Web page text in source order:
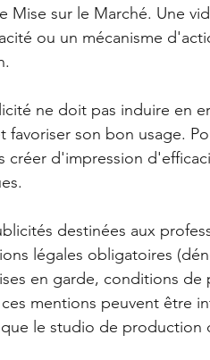
Mise sur le Marché. Une
ou un mécanisme
ne doit pas induire en
son bon usage.
créer d'impression
destinées aux
légales obligatoires
en garde, conditions de
mentions peuvent être
le studio de production